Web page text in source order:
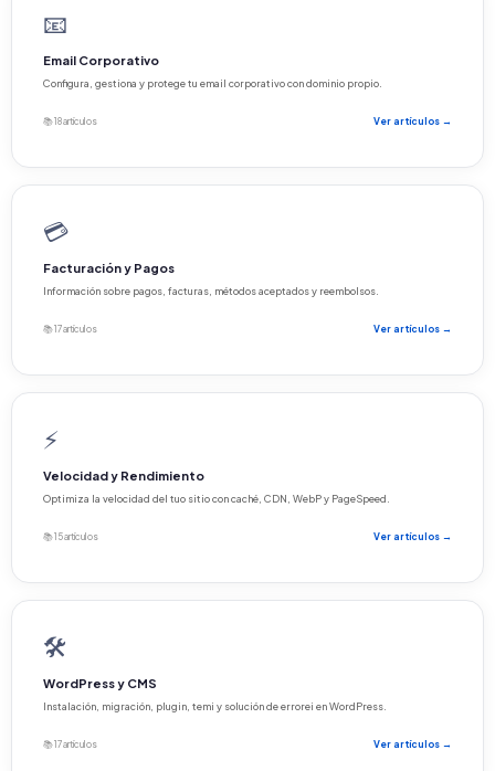
📧
Email Corporativo
Configura, gestiona y protege tu email corporativo con dominio propio.
📚 18 artículos Ver artículos →
💳
Facturación y Pagos
Información sobre pagos, facturas, métodos aceptados y reembolsos.
📚 17 artículos Ver artículos →
⚡
Velocidad y Rendimiento
Optimiza la velocidad del tuo sitio con caché, CDN, WebP y PageSpeed.
📚 15 artículos Ver artículos →
🛠️
WordPress y CMS
Instalación, migración, plugin, temi y solución de errorei en WordPress.
📚 17 artículos Ver artículos →